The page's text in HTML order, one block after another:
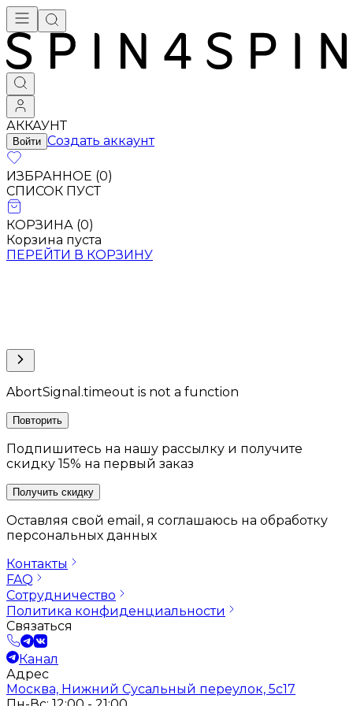
АККАУНТ
Войти Создать аккаунт
ИЗБРАННОЕ (0)
СПИСОК ПУСТ
КОРЗИНА (0)
Корзина пуста
ПЕРЕЙТИ В КОРЗИНУ
AbortSignal.timeout is not a function
Повторить
Подпишитесь на нашу рассылку и получите
скидку 15% на первый заказ
Получить скидку
Оставляя свой email, я соглашаюсь на обработку
персональных данных
Контакты
FAQ
Сотрудничество
Политика конфиденциальности
Связаться
Канал
Адрес
Москва, Нижний Сусальный переулок, 5с17